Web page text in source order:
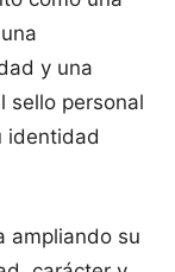
y una
sello personal
identidad
ampliando su